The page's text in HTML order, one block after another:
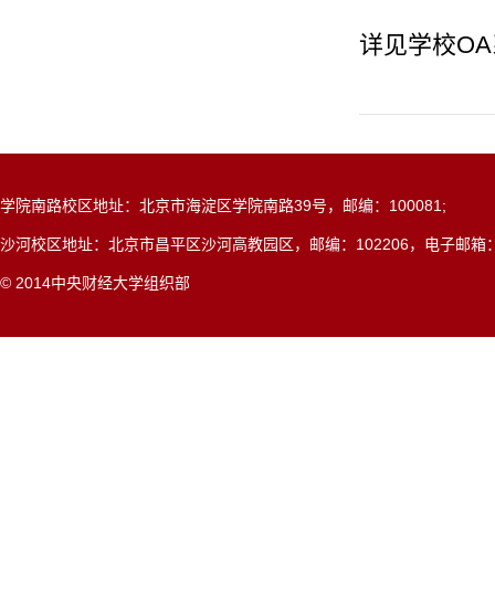
详见学校
学院南路校区地址：北京市海淀区学院南路39号，邮编：100081;
沙河校区地址：北京市昌平区沙河高教园区，邮编：102206，电子邮箱
© 2014中央财经大学组织部